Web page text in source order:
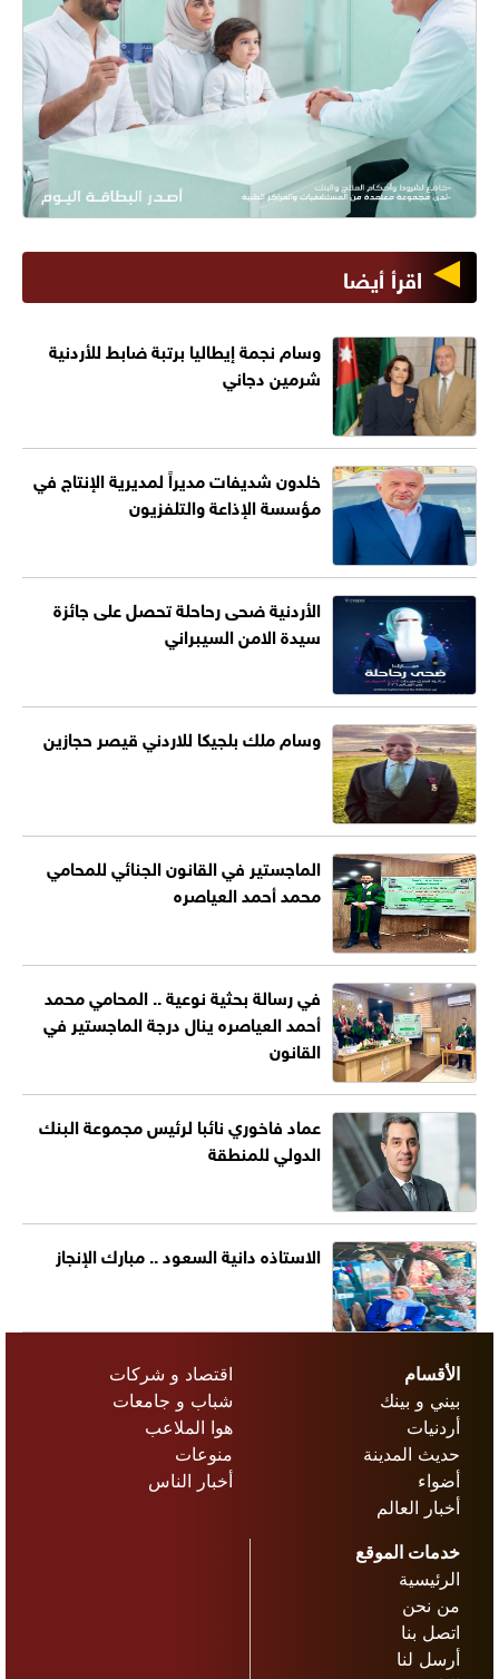
اقرأ أيضا
وسام نجمة إيطاليا برتبة ضابط للأردنية
شرمين دجاني
خلدون شديفات مديراً لمديرية الإنتاج في
مؤسسة الإذاعة والتلفزيون
الأردنية ضحى رحاحلة تحصل على جائزة
سيدة الامن السيبراني
وسام ملك بلجيكا للاردني قيصر حجازين
الماجستير في القانون الجنائي للمحامي
محمد أحمد العياصره
في رسالة بحثية نوعية .. المحامي محمد
أحمد العياصره ينال درجة الماجستير في
القانون
عماد فاخوري نائبا لرئيس مجموعة البنك
الدولي للمنطقة
الاستاذه دانية السعود .. مبارك الإنجاز
الأقسام
بيني و بينك
أردنيات
حديث المدينة
أضواء
أخبار العالم
اقتصاد و شركات
شباب و جامعات
هوا الملاعب
منوعات
أخبار الناس
خدمات الموقع
الرئيسية
من نحن
اتصل بنا
أرسل لنا